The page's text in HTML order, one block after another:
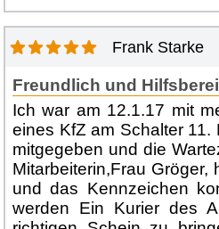
Frank Starke
Freundlich und
Ich war am 12.1.17 mit
eines KfZ am Schalter
mitgegeben und die
Mitarbeiterin,Frau Gröger,
und das Kennzeichen
werden Ein Kurier des